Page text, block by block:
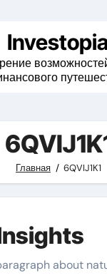
Главная 6QVIJ1K1
about